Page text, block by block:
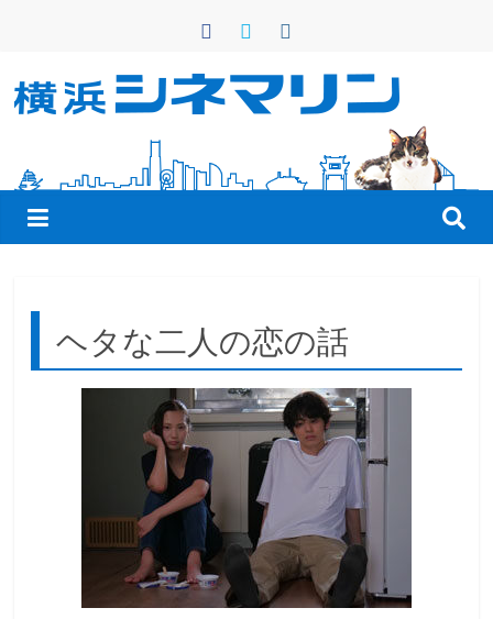
ン
横
浜
シ
ネ
マ
ヘタな二人の恋の話